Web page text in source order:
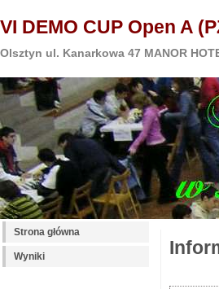
VI DEMO CUP Open A
Olsztyn ul. Kanarkowa 47 MANOR
Strona główna
Wyniki